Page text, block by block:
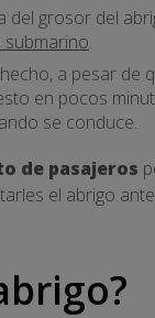
del grosor del
.
a pesar de
en pocos
se conduce.
de pasajeros
el abrigo